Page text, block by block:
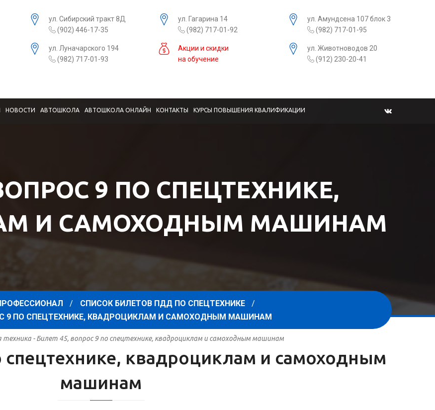
ул. Сибирский тракт 8Д
(902) 446-17-35
ул. Гагарина 14
(982) 717-01-92
ул. Амундсена 107 блок 3
(982) 717-01-95
ул. Луначарского 194
(982) 717-01-93
Акции и скидки
на обучение
ул. Животноводов 20
(912) 230-20-41
НОВОСТИ АВТОШКОЛА АВТОШКОЛА ОНЛАЙН КОНТАКТЫ КУРСЫ ПОВЫШЕНИЯ КВАЛИФИКАЦИИ
9 ПО СПЕЦТЕХНИКЕ,
И САМОХОДНЫМ МАШИНАМ
СПИСОК БИЛЕТОВ ПДД ПО СПЕЦТЕХНИКЕ
9 ПО СПЕЦТЕХНИКЕ, КВАДРОЦИКЛАМ И САМОХОДНЫМ МАШИНАМ
- Билет 45, вопрос 9 по спецтехнике, квадроциклам и самоходным машинам
спецтехнике, квадроциклам и самоходным
машинам